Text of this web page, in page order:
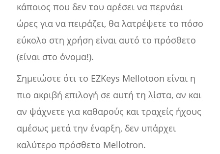
κάποιος που δεν του αρέσει να περνάει
ώρες για να πειράζει, θα λατρέψετε το πόσο
εύκολο στη χρήση είναι αυτό το πρόσθετο
(είναι στο όνομα!).
Σημειώστε ότι το EZKeys Mellotoon είναι η
πιο ακριβή επιλογή σε αυτή τη λίστα, αν και
αν ψάχνετε για καθαρούς και τραχείς ήχους
αμέσως μετά την έναρξη, δεν υπάρχει
καλύτερο πρόσθετο Mellotron.